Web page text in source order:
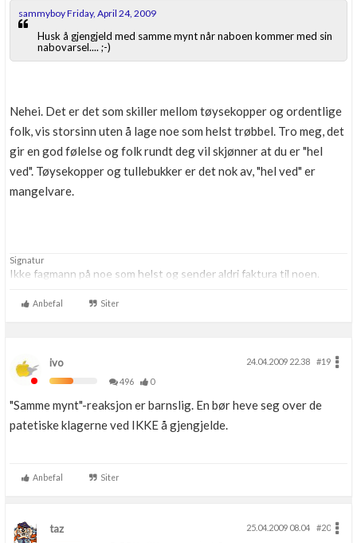
sammyboy Friday, April 24, 2009
Husk å gjengjeld med samme mynt når naboen kommer med sin
nabovarsel.... ;-)
Nehei. Det er det som skiller mellom tøysekopper og ordentlige
folk, vis storsinn uten å lage noe som helst trøbbel. Tro meg, det
gir en god følelse og folk rundt deg vil skjønner at du er "hel
ved". Tøysekopper og tullebukker er det nok av, "hel ved" er
mangelvare.
Signatur
Ikke fagmann på noe som helst og sender aldri faktura til noen.
Anbefal Siter
ivo 24.04.2009 22.38
#19
496
0
"Samme mynt"-reaksjon er barnslig. En bør heve seg over de
patetiske klagerne ved IKKE å gjengjelde.
Anbefal Siter
taz 25.04.2009 08.04
#20